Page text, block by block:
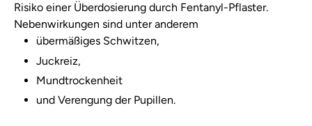
Risiko einer Überdosierung durch Fentanyl-Pflaster.
Nebenwirkungen sind unter anderem
übermäßiges Schwitzen,
Juckreiz,
Mundtrockenheit
und Verengung der Pupillen.